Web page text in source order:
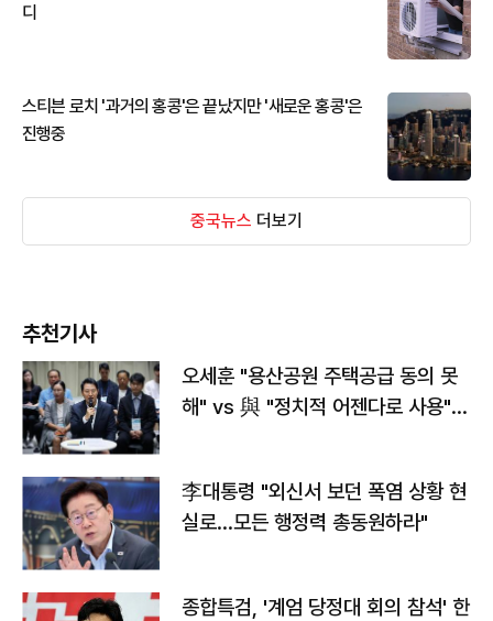
디
스티븐 로치 '과거의 홍콩'은 끝났지만 '새로운 홍콩'은
진행중
중국뉴스 더보기
추천기사
오세훈 "용산공원 주택공급 동의 못
해" vs 與 "정치적 어젠다로 사용"
李대통령 "외신서 보던 폭염 상황 현
실로…모든 행정력 총동원하라"
종합특검, '계엄 당정대 회의 참석' 한